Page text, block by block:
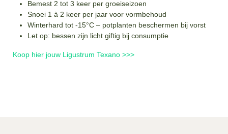
Bemest 2 tot 3 keer per groeiseizoen
Snoei 1 à 2 keer per jaar voor vormbehoud
Winterhard tot -15°C – potplanten beschermen bij vorst
Let op: bessen zijn licht giftig bij consumptie
Koop hier jouw Ligustrum Texano >>>